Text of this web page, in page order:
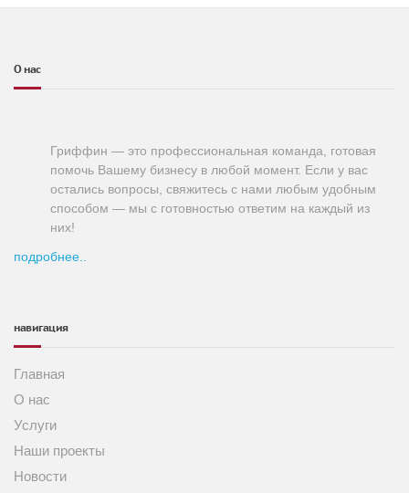
О нас
Гриффин — это профессиональная команда, готовая
помочь Вашему бизнесу в любой момент. Если у вас
остались вопросы, свяжитесь с нами любым удобным
способом — мы с готовностью ответим на каждый из
них!
подробнее..
навигация
Главная
О нас
Услуги
Наши проекты
Новости